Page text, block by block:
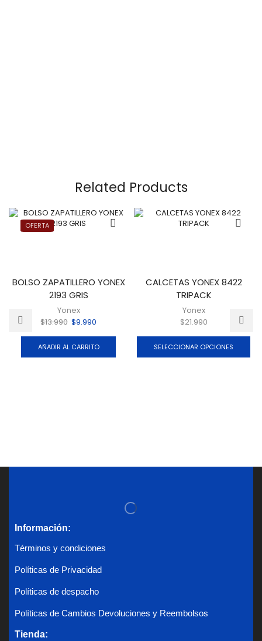
Related Products
OFERTA
BOLSO ZAPATILLERO YONEX
2193 GRIS
Yonex
$13.990 $9.990
AÑADIR AL CARRITO
CALCETAS YONEX 8422
TRIPACK
Yonex
$21.990
SELECCIONAR OPCIONES
Información:
Términos y condiciones
Políticas de Privacidad
Políticas de despacho
Políticas de Cambios Devoluciones y Reembolsos
Tienda: